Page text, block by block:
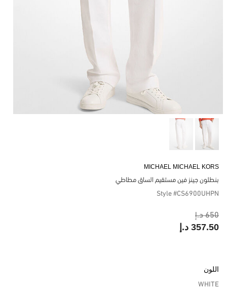
MICHAEL MICHAEL KORS
بنطلون جينز فين مستقيم الساق مطاطي
Style #CS6900UHPN
650 د.إ
357.50 د.إ
اللون
WHITE